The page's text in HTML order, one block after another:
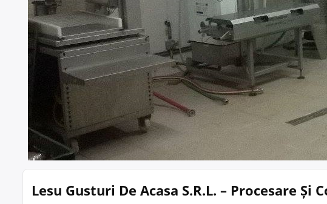
Lesu Gusturi De Acasa S.R.L. – Procesare Și